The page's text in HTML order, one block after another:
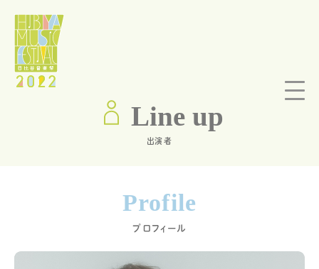
Line up
出演者
Profile
プロフィール